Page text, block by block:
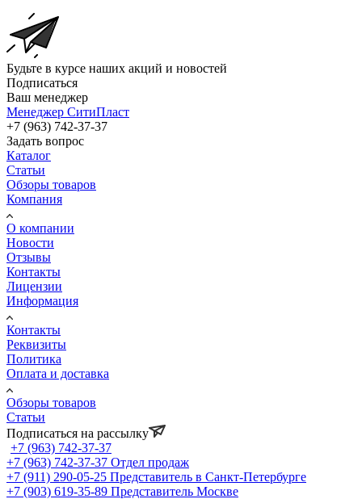
Будьте в курсе наших акций и новостей
Подписаться
Ваш менеджер
Менеджер СитиПласт
+7 (963) 742-37-37
Задать вопрос
Каталог
Статьи
Обзоры товаров
Компания
О компании
Новости
Отзывы
Контакты
Лицензии
Информация
Контакты
Реквизиты
Политика
Оплата и доставка
Обзоры товаров
Статьи
Подписаться на рассылку
+7 (963) 742-37-37
+7 (963) 742-37-37 Отдел продаж
+7 (911) 290-05-25 Представитель в Санкт-Петербурге
+7 (903) 619-35-89 Представитель Москве